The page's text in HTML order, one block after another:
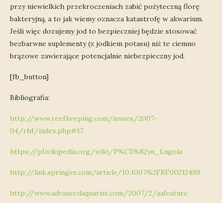
przy niewielkich przekroczeniach zabić pożyteczną florę
bakteryjną, a to jak wiemy oznacza katastrofę w akwarium.
Jeśli więc dozujemy jod to bezpieczniej będzie stosować
bezbarwne suplementy (z jodkiem potasu) niż te ciemno
brązowe zawierające potencjalnie niebezpieczny jod.
[fb_button]
Bibliografia:
http://www.reefkeeping.com/issues/2007-
04/rhf/index.php#17
https://pl.wikipedia.org/wiki/P%C5%82yn_Lugola
http://link.springer.com/article/10.1007%2FBF00212499
http://www.advancedaquarist.com/2007/2/aafeature